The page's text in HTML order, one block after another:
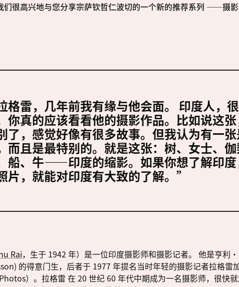
们很高兴地与您分享宗萨钦哲仁波切的一个新的推荐系列 ——摄影
格雷，几年前我有缘与他会面。 印度人，
你真的应该看看他的摄影作品。比如说这
了，感觉好像有很多故事。但我认为有一
而且是最特别的。就是这张：树、女士、
船、牛——印度的缩影。如果你想了解印度
片，就能对印度有大致的了解。”
Rai，生于 1942 年）是一位印度摄影师和摄影记者。 他是亨
的得意门生，后者于 1977 年提名当时年轻的摄影记者拉格雷
）。拉格雷 在 20 世纪 60 年代中期成为一名摄影师，很快